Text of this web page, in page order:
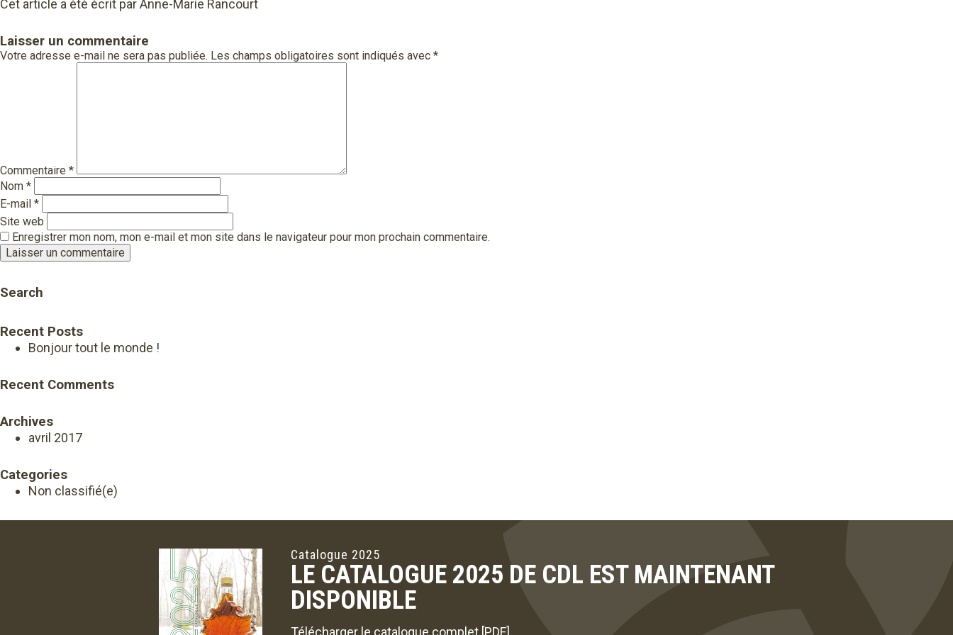
Cet article a été écrit par Anne-Marie Rancourt
Laisser un commentaire
Votre adresse e-mail ne sera pas publiée. Les champs obligatoires sont indiqués avec *
Commentaire *
Nom *
E-mail *
Site web
Enregistrer mon nom, mon e-mail et mon site dans le navigateur pour mon prochain commentaire.
Search
Recent Posts
Bonjour tout le monde !
Recent Comments
Archives
avril 2017
Categories
Non classifié(e)
Catalogue 2025
LE CATALOGUE 2025 DE CDL EST MAINTENANT
DISPONIBLE
Télécharger le catalogue complet [PDF]